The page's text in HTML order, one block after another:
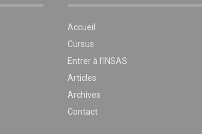
Accueil
Cursus
Entrer à l’INSAS
Articles
Archives
Contact